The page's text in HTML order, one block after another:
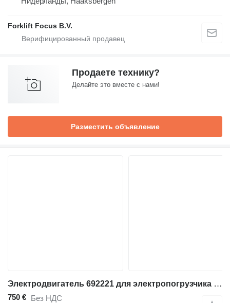
Forklift Focus B.V.
Продаете технику?
Делайте это вместе с нами!
Разместить объявление
Электродвигатель 692221 для электропогрузчика BT C3E160
750 € Без НДС